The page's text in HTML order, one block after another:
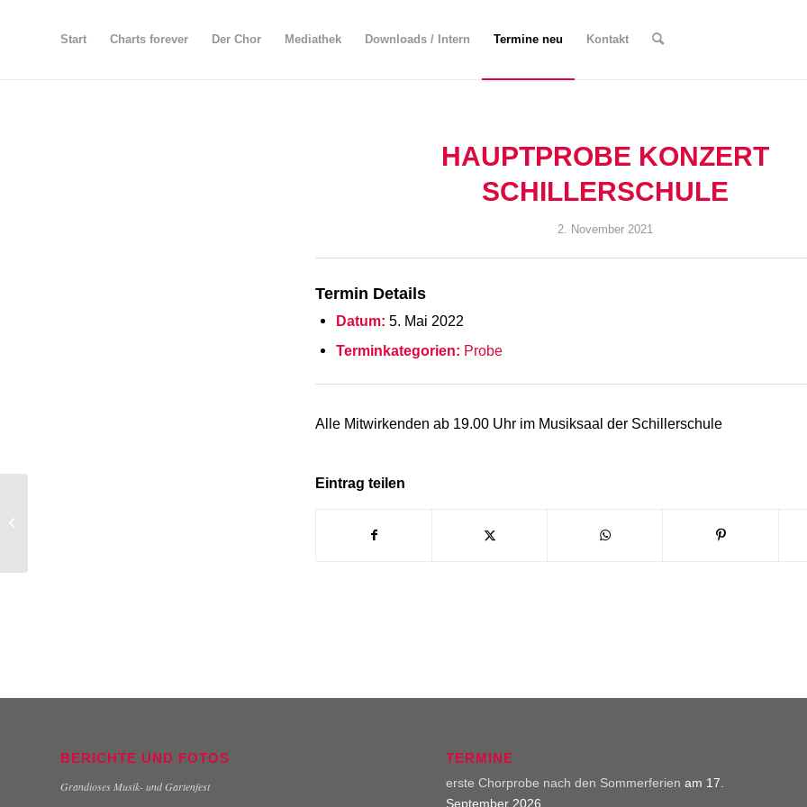
Start Charts forever Der Chor Mediathek Downloads / Intern Termine neu Kontakt
HAUPTPROBE KONZERT
SCHILLERSCHULE
2. November 2021
Termin Details
Datum: 5. Mai 2022
Terminkategorien: Probe
Alle Mitwirkenden ab 19.00 Uhr im Musiksaal der Schillerschule
Eintrag teilen
BERICHTE UND FOTOS
Grandioses Musik- und Gartenfest
TERMINE
erste Chorprobe nach den Sommerferien am 17.
September 2026